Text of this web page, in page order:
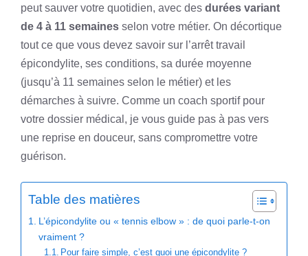
peut sauver votre quotidien, avec des durées variant
de 4 à 11 semaines selon votre métier. On décortique
tout ce que vous devez savoir sur l’arrêt travail
épicondylite, ses conditions, sa durée moyenne
(jusqu’à 11 semaines selon le métier) et les
démarches à suivre. Comme un coach sportif pour
votre dossier médical, je vous guide pas à pas vers
une reprise en douceur, sans compromettre votre
guérison.
Table des matières
L’épicondylite ou « tennis elbow » : de quoi parle-t-on
vraiment ?
Pour faire simple, c’est quoi une épicondylite ?